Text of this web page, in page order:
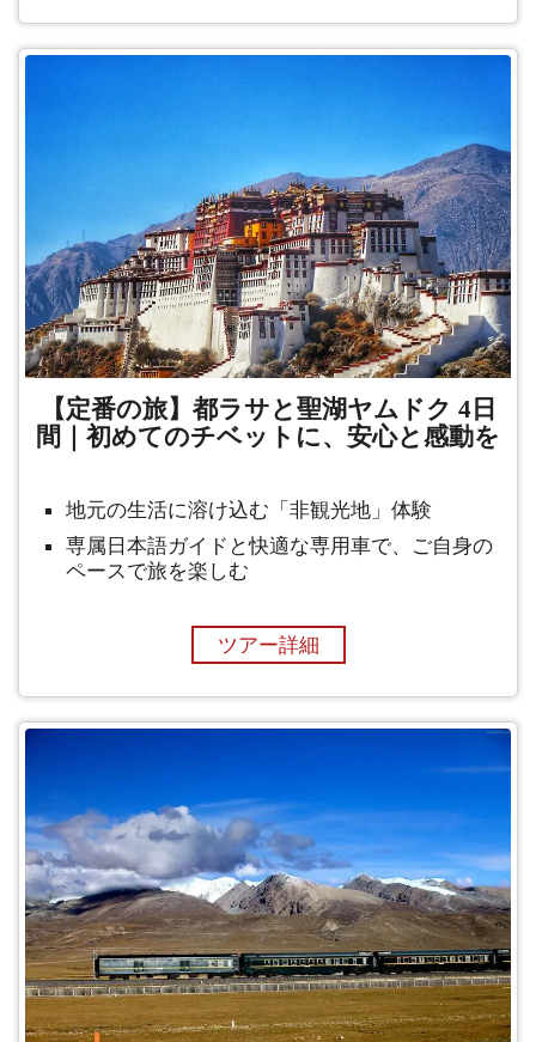
【定番の旅】都ラサと聖湖ヤムドク 4日
間｜初めてのチベットに、安心と感動を
地元の生活に溶け込む「非観光地」体験
専属日本語ガイドと快適な専用車で、ご自身の
ペースで旅を楽しむ
ツアー詳細